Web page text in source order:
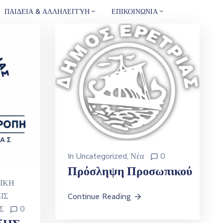
ΠΑΙΔΕΙΑ & ΑΛΛΗΛΕΓΓΥΗ ΕΠΙΚΟΙΝΩΝΙΑ
0
In Uncategorized‚ Νέα 0
Πρόσληψη Προσωπικού
Continue Reading